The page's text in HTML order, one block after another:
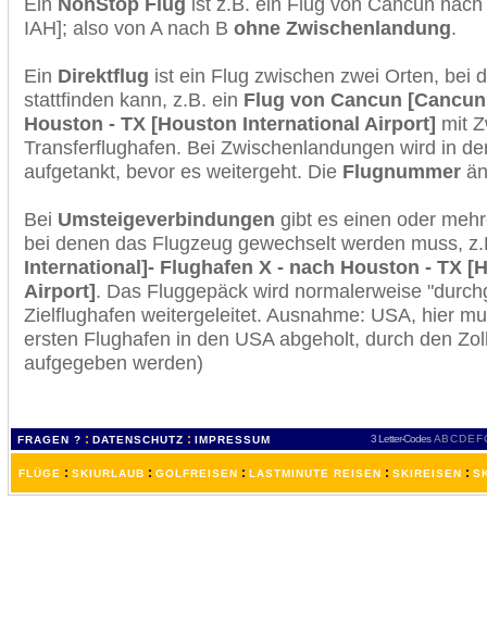
IAH]; also von A nach B ohne Zwischenlandung.
Ein Direktflug ist ein Flug zwischen zwei Orten, bei
stattfinden kann, z.B. ein Flug von Cancun
Houston - TX [Houston International Airport] mit
Transferflughafen. Bei Zwischenlandungen wird in
aufgetankt, bevor es weitergeht. Die Flugnummer
Bei Umsteigeverbindungen gibt es einen oder
bei denen das Flugzeug gewechselt werden muss,
International]- Flughafen X - nach Houston - TX
Airport]. Das Fluggepäck wird normalerweise
Zielflughafen weitergeleitet. Ausnahme: USA, hier
ersten Flughafen in den USA abgeholt, durch den
aufgegeben werden)
FRAGEN ? : DATENSCHUTZ : IMPRESSUM 3 Letter-Codes ABCDEF
FLÜGE : SKIURLAUB : GOLFREISEN : LASTMINUTE REISEN : SKIREISEN :